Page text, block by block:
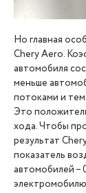
Но главная
Chery Aero.
автомобиля
меньше
потоками и
Это
хода. Чтобы
результат
показатель
автомобилей –